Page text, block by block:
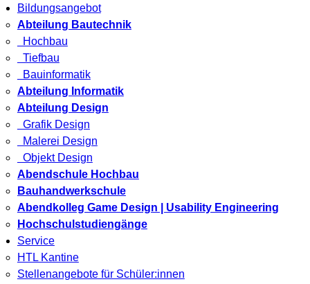
Bildungsangebot
Abteilung Bautechnik
Hochbau
Tiefbau
Bauinformatik
Abteilung Informatik
Abteilung Design
Grafik Design
Malerei Design
Objekt Design
Abendschule Hochbau
Bauhandwerkschule
Abendkolleg Game Design | Usability Engineering
Hochschulstudiengänge
Service
HTL Kantine
Stellenangebote für Schüler:innen